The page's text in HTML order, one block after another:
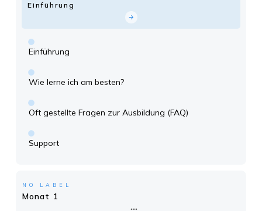
Einführung
Einführung
Wie lerne ich am besten?
Oft gestellte Fragen zur Ausbildung (FAQ)
Support
NO LABEL
Monat 1